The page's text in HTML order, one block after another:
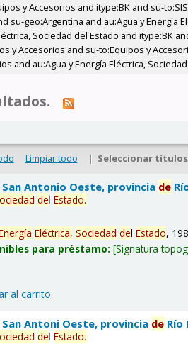
y Accesorios and itype:BK and su-
geo:Argentina and au:Agua y Energía
Sociedad del Estado and itype:BK
y Accesorios and su-to:Equipos y
and au:Agua y Energía Eléctrica,
Limpiar todo | Seleccionar
Antonio Oeste, provincia de
delEstado.
Eléctrica, Sociedad delEstado,
para préstamo: Signatura
al carrito
Antoni Oeste, provincia de Río
delEstado.